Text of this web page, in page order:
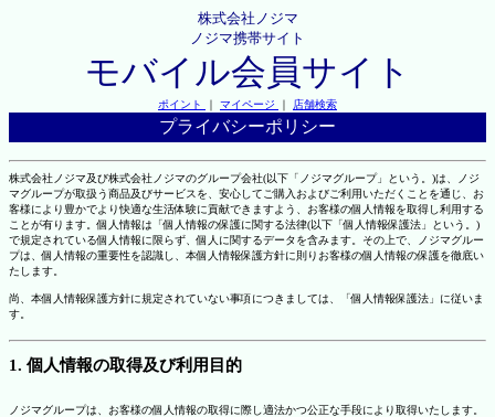
株式会社ノジマ
ノジマ携帯サイト
モバイル会員サイト
ポイント ｜ マイページ ｜ 店舗検索
プライバシーポリシー
株式会社ノジマ及び株式会社ノジマのグループ会社(以下「ノジマグループ」という。)は、ノジ
マグループが取扱う商品及びサービスを、安心してご購入およびご利用いただくことを通じ、お
客様により豊かでより快適な生活体験に貢献できますよう、お客様の個人情報を取得し利用する
ことが有ります。個人情報は「個人情報の保護に関する法律(以下「個人情報保護法」という。)
で規定されている個人情報に限らず、個人に関するデータを含みます。その上で、ノジマグルー
プは、個人情報の重要性を認識し、本個人情報保護方針に則りお客様の個人情報の保護を徹底い
たします。
尚、本個人情報保護方針に規定されていない事項につきましては、「個人情報保護法」に従いま
す。
1. 個人情報の取得及び利用目的
ノジマグループは、お客様の個人情報の取得に際し適法かつ公正な手段により取得いたします。